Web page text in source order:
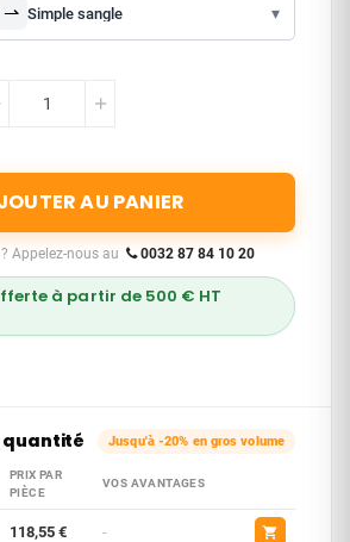
⇀ Simple sangle ▾
AU PANIER
Appelez-nous au 0032 87 84 10 20
à partir de 500 € HT
quantité Jusqu'à -20% en gros volume
PRIX PAR
PIÈCE
VOS AVANTAGES
118,55 € -